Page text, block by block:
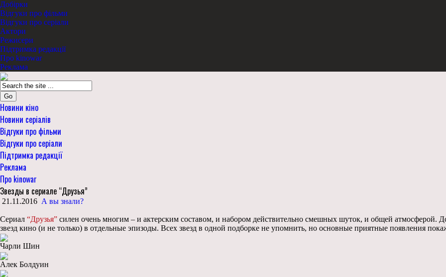
Добірки
Відгуки про фільми
Відгуки про серіали
Актори
Режисери
Підтримка редакції
Про kinowar
Реклама
Go
Новини кіно
Новини серіалів
Відгуки про фільми
Відгуки про серіали
Підтримка редакції
Реклама
Про kinowar
Звезды в сериале “Друзья”
21.11.2016 А вы знали?
Сериал “Друзья” силен очень многим – и актерским составом, и набором действительно смешных шуток, и общей атмосферой.
звезд кино (и не только) в отдельные эпизоды. Всех звезд в одной подборке не упомнить, но основные приятные появления
Чарли Шин
Алек Болдуин